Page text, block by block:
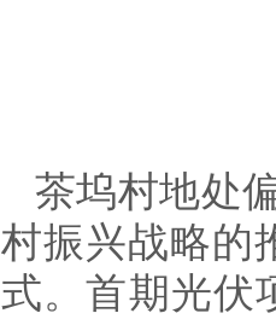
茶坞村地处
村振兴战略的
式。首期光伏